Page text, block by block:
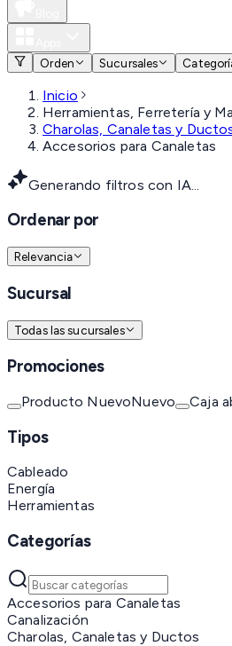
Orden
Sucursales
Inicio
Herramientas, Ferretería y
Charolas, Canaletas y
Accesorios para Canaletas
Generando filtros con IA...
Ordenar por
Relevancia
Sucursal
Todas las sucursales
Promociones
Producto NuevoNuevo Caja
Tipos
Cableado
Energía
Herramientas
Categorías
Accesorios para Canaletas
Canalización
Charolas, Canaletas y Ductos